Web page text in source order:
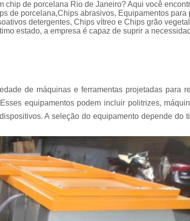
Chips Vítreo
Chips Vítreo
Equipamento para
Equipamento
Fabricante de Abrasivo
Material
Produto para
Produtos de
Abrasivos para
Polimento
Polimento de
Polimento de
chip de porcelana Rio de Janeiro? Aqui você
de porcelana,Chips abrasivos, Equipamentos para
detergentes, Chips vítreo e Chips grão
estado, a empresa é capaz de suprir a
de máquinas e ferramentas projetadas para
equipamentos podem incluir politrizes,
A seleção do equipamento depende do